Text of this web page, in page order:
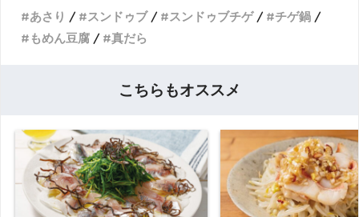
あさり
スンドゥブ スンドゥブチゲ
チゲ鍋
もめん豆腐
真だら
こちらもオススメ